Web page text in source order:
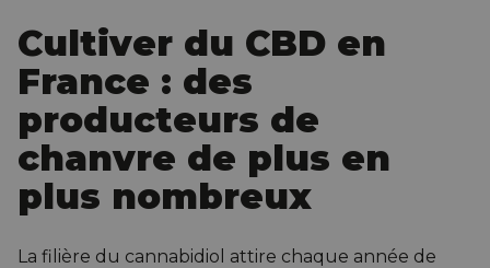
Cultiver du CBD en
France : des
producteurs de
chanvre de plus en
plus nombreux
La filière du cannabidiol attire chaque année de